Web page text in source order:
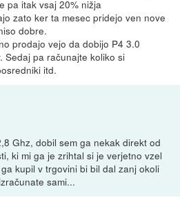
pa itak vsaj 20% nižja
zato ker ta mesec pridejo ven nove
dobre.
prodajo vejo da dobijo P4 3.0
Sedaj pa računajte koliko si
itd.
Ghz, dobil sem ga nekak direkt od
ki mi ga je zrihtal si je verjetno vzel
kupil v trgovini bi bil dal zanj okoli
sami...